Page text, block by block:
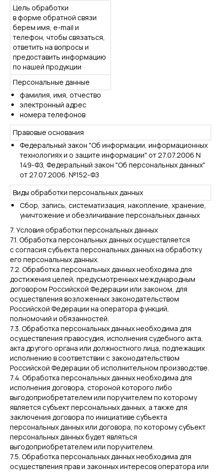
Цель обработки
в форме обратной связи
берем имя, e-mail и
телефон, чтобы связаться,
ответить на вопросы и
предоставить информацию
по нашей продукции
Персональные данные
фамилия, имя, отчество
электронный адрес
номера телефонов
Правовые основания
Федеральный закон "Об информации, информационных
технологиях и о защите информации" от 27.07.2006 N
149-ФЗ, Федеральный закон "Об персональных данных"
от 27.07.2006. №152-ФЗ
Виды обработки персональных данных
Сбор, запись, систематизация, накопление, хранение,
уничтожение и обезличивание персональных данных
7. Условия обработки персональных данных
7.1. Обработка персональных данных осуществляется
с согласия субъекта персональных данных на обработку
его персональных данных.
7.2. Обработка персональных данных необходима для
достижения целей, предусмотренных международным
договором Российской Федерации или законом, для
осуществления возложенных законодательством
Российской Федерации на оператора функций,
полномочий и обязанностей.
7.3. Обработка персональных данных необходима для
осуществления правосудия, исполнения судебного акта,
акта другого органа или должностного лица, подлежащих
исполнению в соответствии с законодательством
Российской Федерации об исполнительном производстве.
7.4. Обработка персональных данных необходима для
исполнения договора, стороной которого либо
выгодоприобретателем или поручителем по которому
является субъект персональных данных, а также для
заключения договора по инициативе субъекта
персональных данных или договора, по которому субъект
персональных данных будет являться
выгодоприобретателем или поручителем.
7.5. Обработка персональных данных необходима для
осуществления прав и законных интересов оператора или